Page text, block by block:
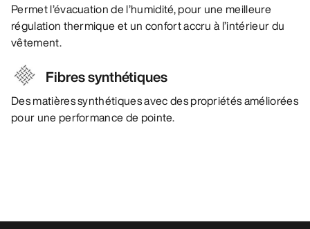
Permet l’évacuation de l’humidité, pour une meilleure
régulation thermique et un confort accru à l’intérieur du
vêtement.
Fibres synthétiques
Des matières synthétiques avec des propriétés améliorées
pour une performance de pointe.